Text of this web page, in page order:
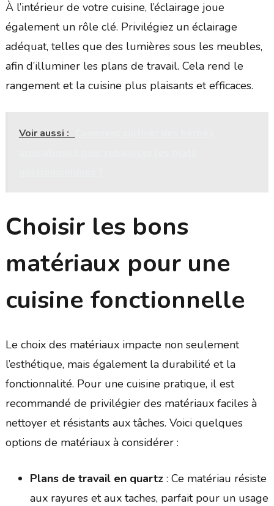
À l’intérieur de votre cuisine, l’éclairage joue
également un rôle clé. Privilégiez un éclairage
adéquat, telles que des lumières sous les meubles,
afin d’illuminer les plans de travail. Cela rend le
rangement et la cuisine plus plaisants et efficaces.
Voir aussi :
Choisir les bons
matériaux pour une
cuisine fonctionnelle
Le choix des matériaux impacte non seulement
l’esthétique, mais également la durabilité et la
fonctionnalité. Pour une cuisine pratique, il est
recommandé de privilégier des matériaux faciles à
nettoyer et résistants aux tâches. Voici quelques
options de matériaux à considérer :
Plans de travail en quartz: Ce matériau résiste
aux rayures et aux taches, parfait pour un usage